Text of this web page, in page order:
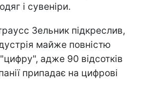
і сувеніри.
Зельник підкреслив,
майже повністю
адже 90 відсотків
припадає на цифрові